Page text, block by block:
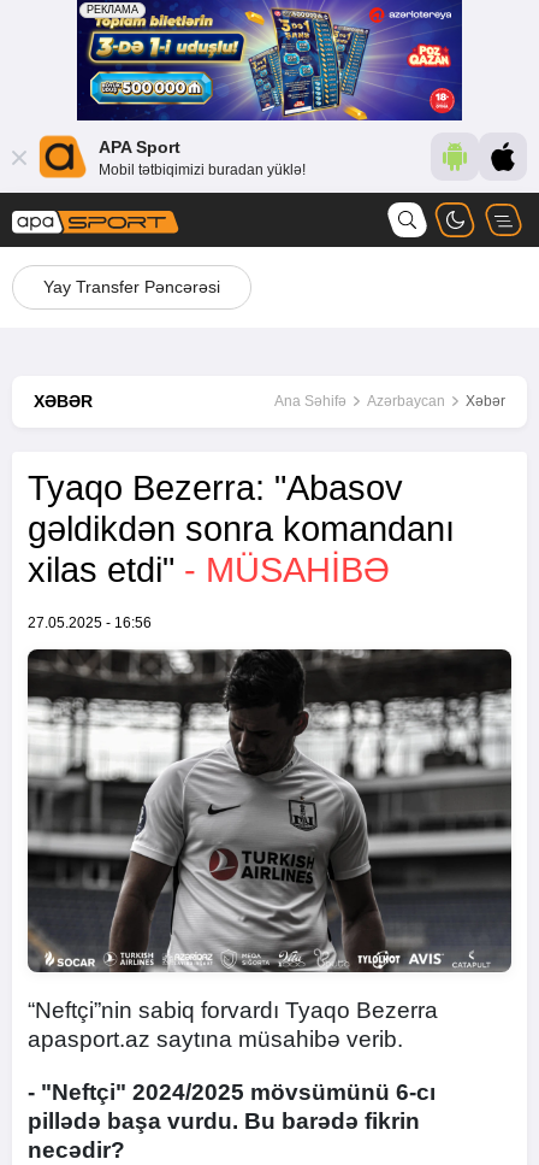
APA Sport
Mobil tətbiqimizi buradan yüklə!
Yay Transfer Pəncərəsi
XƏBƏR Ana Səhifə Azərbaycan Xəbər
Tyaqo Bezerra: "Abasov
gəldikdən sonra komandanı
xilas etdi" - MÜSAHIBƏ
27.05.2025 - 16:56
“Neftçi”nin sabiq forvardı Tyaqo Bezerra
apasport.az saytına müsahibə verib.
- "Neftçi" 2024/2025 mövsümünü 6-cı
pillədə başa vurdu. Bu barədə fikrin
necədir?